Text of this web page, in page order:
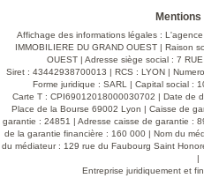
Pour les
portails (l un
voitures ou
Votre
Agent
Villefranche sur
Mairie
du lundi au
toutes nos
Journoud.
Affichage des informations légales :
IMMOBILIERE DU GRAND OUEST | Raison
OUEST | Adresse siège social : 7
Siret : 43442938700013 | RCS : LYON |
Forme juridique : SARL | Capital social :
Carte T : CPI69012018000030702 | Date de
Place de la Bourse 69002 Lyon | Caisse de
garantie : 24851 | Adresse caisse de garantie :
de la garantie financière : 160 000 | Nom du
du médiateur : 129 rue du Faubourg Saint
Entreprise juridiquement et